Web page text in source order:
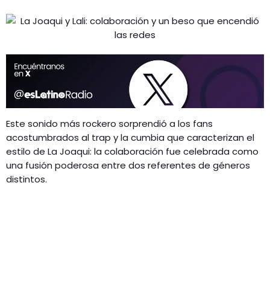
Este sonido más rockero sorprendió a los fans
acostumbrados al trap y la cumbia que caracterizan el
estilo de La Joaqui: la colaboración fue celebrada como
una fusión poderosa entre dos referentes de géneros
distintos.